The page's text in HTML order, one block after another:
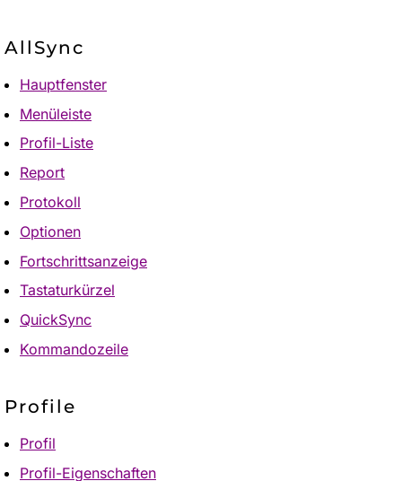
AllSync
Hauptfenster
Menüleiste
Profil-Liste
Report
Protokoll
Optionen
Fortschrittsanzeige
Tastaturkürzel
QuickSync
Kommandozeile
Profile
Profil
Profil-Eigenschaften